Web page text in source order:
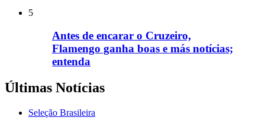
5
Antes de encarar o Cruzeiro,
Flamengo ganha boas e más notícias;
entenda
Últimas Notícias
Seleção Brasileira